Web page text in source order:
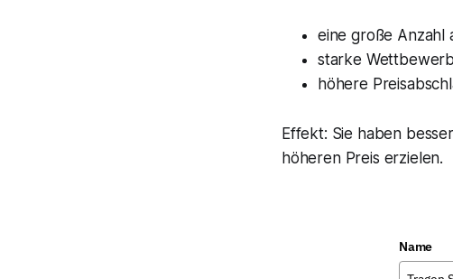
eine große Anzahl
starke
höhere
Effekt: Sie haben
höheren Preis erzielen.
Name